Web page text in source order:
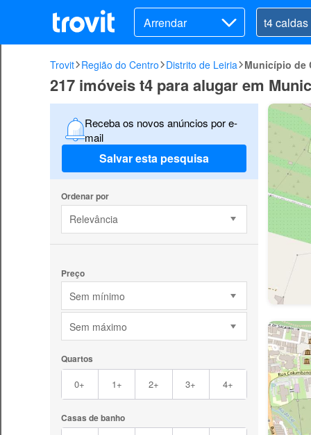
Arrendar
Trovit Região do Centro Distrito de Leiria Município de
217 imóveis t4 para alugar em
Receba os novos anúncios por e-
mail
Salvar esta pesquisa
Ordenar por
Relevância
Preço
Sem mínimo
Sem máximo
Quartos
0+ 1+ 2+ 3+ 4+
Casas de banho